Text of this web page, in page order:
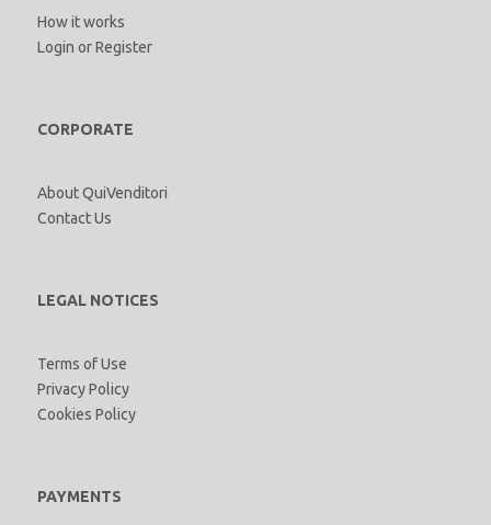
How it works
Login orRegister
CORPORATE
About QuiVenditori
Contact Us
LEGAL NOTICES
Terms of Use
Privacy Policy
Cookies Policy
PAYMENTS